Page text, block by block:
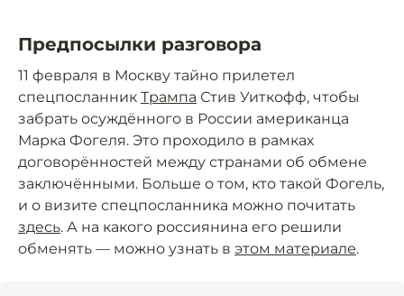
Предпосылки разговора
11 февраля в Москву тайно прилетел
спецпосланник Трампа Стив Уиткофф, чтобы
забрать осуждённого в России американца
Марка Фогеля. Это проходило в рамках
договорённостей между странами об обмене
заключёнными. Больше о том, кто такой Фогель,
и о визите спецпосланника можно почитать
здесь. А на какого россиянина его решили
обменять — можно узнать в этом материале.